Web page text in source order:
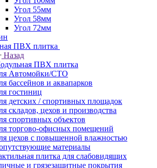
Угол 55мм
Угол 58мм
Угол 72мм
ПВХ плитка
Назад
ПВХ плитка
Автомойки/СТО
бассейнов и аквапарков
гостиниц
детских / спортивных площадок
складов, цехов и производства
спортивных объектов
торгово-офисных помещений
цехов с повышенной влажностью
материалы
плитка для слабовидящих
и грязезащитные покрытия